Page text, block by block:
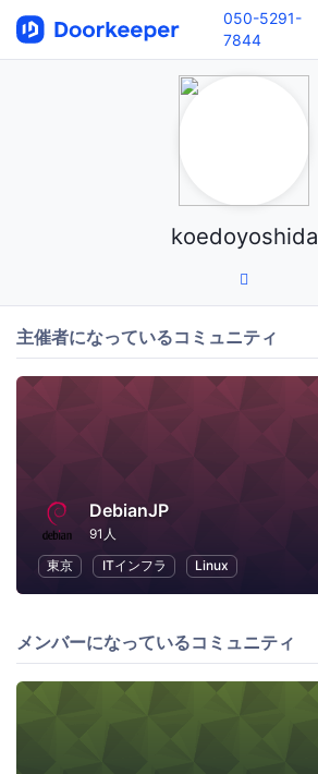
050-5291-
7844
koedoyoshida
主催者になっているコミュニティ
DebianJP
91人
東京
ITインフラ Linux
メンバーになっているコミュニティ